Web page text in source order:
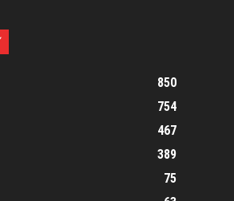
850
754
467
389
75